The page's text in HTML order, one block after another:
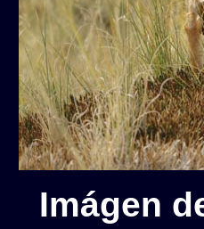
Imágen